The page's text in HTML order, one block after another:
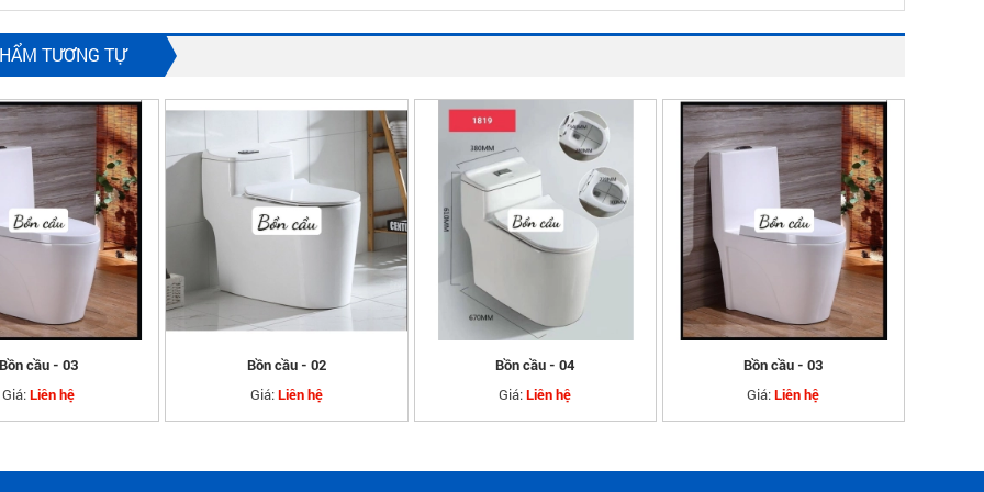
TƯƠNG TỰ
Bồn cầu - 03
Giá: Liên hệ
Bồn cầu - 02
Giá:Liên hệ
Bồn cầu - 04
Giá:Liên hệ
Bồn cầu - 03
Giá:Liên hệ